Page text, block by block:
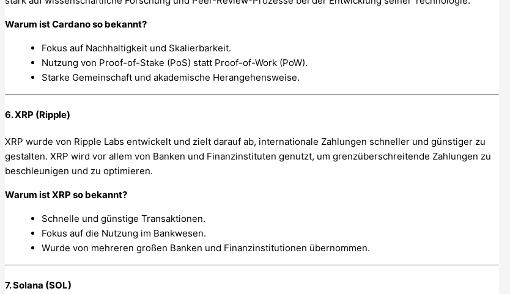
Warum ist Cardano so bekannt?
Fokus auf Nachhaltigkeit und Skalierbarkeit.
Nutzung von Proof-of-Stake (PoS) statt Proof-of-Work (PoW).
Starke Gemeinschaft und akademische Herangehensweise.
6. XRP (Ripple)
XRP wurde von Ripple Labs entwickelt und zielt darauf ab, internationale Zahlungen schneller und günstiger zu
gestalten. XRP wird vor allem von Banken und Finanzinstituten genutzt, um grenzüberschreitende Zahlungen zu
beschleunigen und zu optimieren.
Warum ist XRP so bekannt?
Schnelle und günstige Transaktionen.
Fokus auf die Nutzung im Bankwesen.
Wurde von mehreren großen Banken und Finanzinstitutionen übernommen.
7. Solana (SOL)